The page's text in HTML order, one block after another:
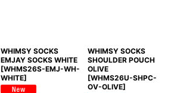
WHIMSY SOCKS
EMJAY SOCKS WHITE
[WHMS26S-EMJ-WH-
WHITE]
WHIMSY SOCKS
SHOULDER POUCH
OLIVE
[WHMS26U-SHPC-
OV-OLIVE]